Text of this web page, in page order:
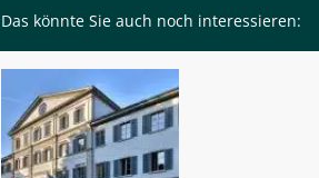
Das könnte Sie auch noch interessieren: